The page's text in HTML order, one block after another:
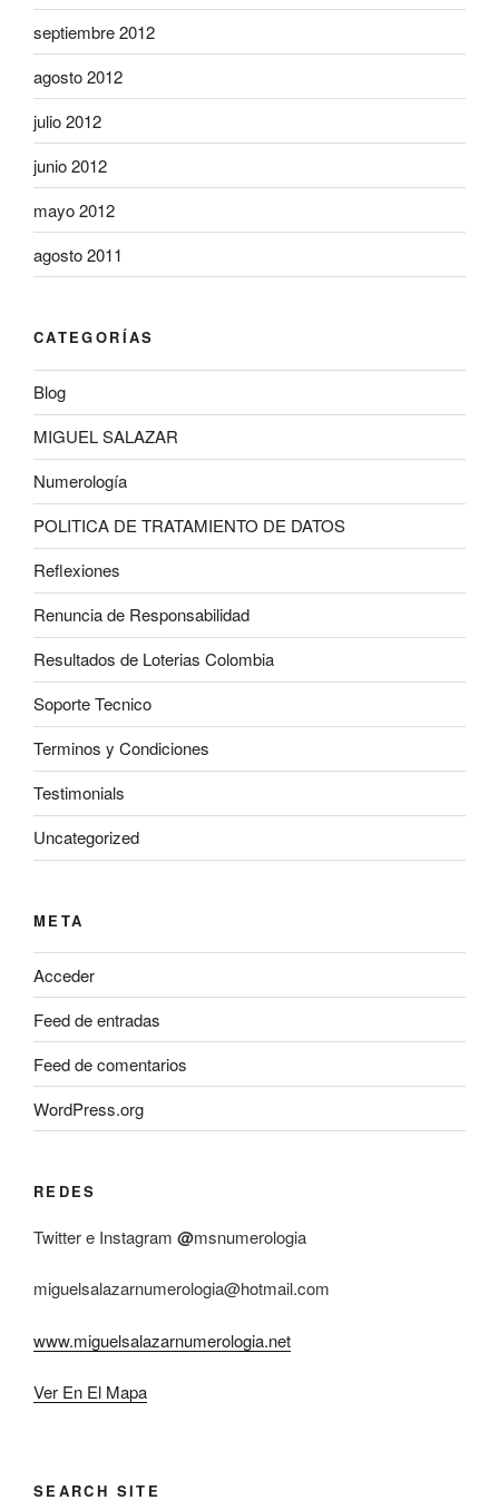
septiembre 2012
agosto 2012
julio 2012
junio 2012
mayo 2012
agosto 2011
CATEGORÍAS
Blog
MIGUEL SALAZAR
Numerología
POLITICA DE TRATAMIENTO DE DATOS
Reflexiones
Renuncia de Responsabilidad
Resultados de Loterias Colombia
Soporte Tecnico
Terminos y Condiciones
Testimonials
Uncategorized
META
Acceder
Feed de entradas
Feed de comentarios
WordPress.org
REDES
Twitter e Instagram @msnumerologia
miguelsalazarnumerologia@hotmail.com
www.miguelsalazarnumerologia.net
Ver En El Mapa
SEARCH SITE